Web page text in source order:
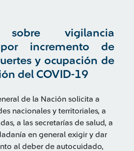
sobre vigilancia
incremento de
y ocupación de
del COVID-19
de la Nación solicita a
nacionales y territoriales, a
a las secretarías de salud, a
en general exigir y dar
al deber de autocuidado,